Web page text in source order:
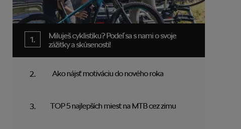
Miluješ cyklistiku? Podeľ sa s nami o svoje
zážitky a skúsenosti!
Ako nájsť motiváciu do nového roka
TOP 5 najlepších miest na MTB cez zimu